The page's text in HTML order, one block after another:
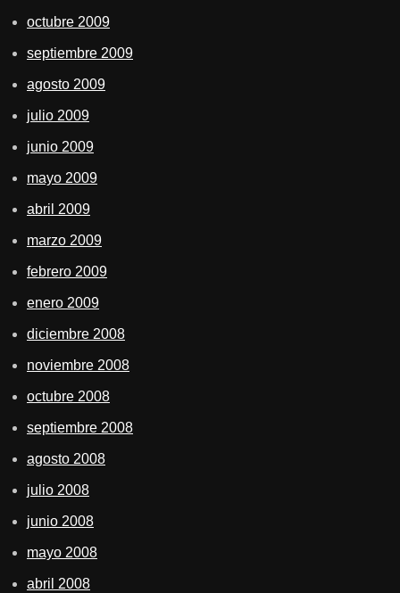
octubre 2009
septiembre 2009
agosto 2009
julio 2009
junio 2009
mayo 2009
abril 2009
marzo 2009
febrero 2009
enero 2009
diciembre 2008
noviembre 2008
octubre 2008
septiembre 2008
agosto 2008
julio 2008
junio 2008
mayo 2008
abril 2008